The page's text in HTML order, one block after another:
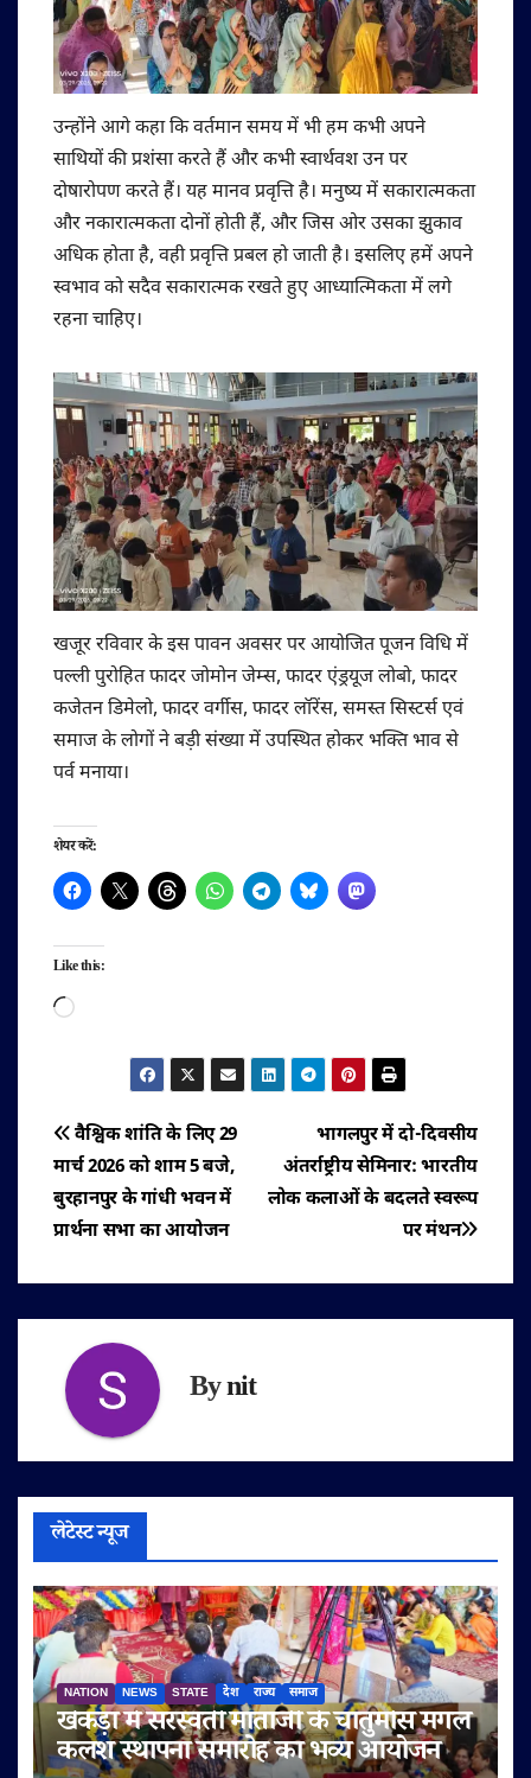
उन्होंने आगे कहा कि वर्तमान समय में भी हम कभी अपने
साथियों की प्रशंसा करते हैं और कभी स्वार्थवश उन पर
दोषारोपण करते हैं। यह मानव प्रवृत्ति है। मनुष्य में सकारात्मकता
और नकारात्मकता दोनों होती हैं, और जिस ओर उसका झुकाव
अधिक होता है, वही प्रवृत्ति प्रबल हो जाती है। इसलिए हमें अपने
स्वभाव को सदैव सकारात्मक रखते हुए आध्यात्मिकता में लगे
रहना चाहिए।
खजूर रविवार के इस पावन अवसर पर आयोजित पूजन विधि में
पल्ली पुरोहित फादर जोमोन जेम्स, फादर एंड्रयूज लोबो, फादर
कजेतन डिमेलो, फादर वर्गीस, फादर लॉरेंस, समस्त सिस्टर्स एवं
समाज के लोगों ने बड़ी संख्या में उपस्थित होकर भक्ति भाव से
पर्व मनाया।
शेयर करें:
Like this:
Loading…
पोस्ट
नेविगेशन
भागलपुर में दो-दिवसीय
अंतर्राष्ट्रीय सेमिनार: भारतीय
लोक कलाओं के बदलते स्वरूप
पर मंथन
वैश्विक शांति के लिए 29
मार्च 2026 को शाम 5 बजे,
बुरहानपुर के गांधी भवन में
प्रार्थना सभा का आयोजन
Bynit
लेटेस्ट न्यूज
NATION NEWS STATE देश राज्य समाज
खेकड़ा में सरस्वती माताजी के चातुर्मास मंगल
कलश स्थापना समारोह का भव्य आयोजन